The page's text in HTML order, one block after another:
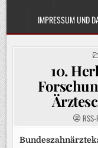
IMPRESSUM UND
10.
RSS-